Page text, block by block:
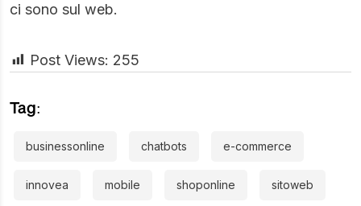
ci sono sul web.
Post Views: 255
Tag:
businessonline chatbots e-commerce
innovea mobile shoponline sitoweb